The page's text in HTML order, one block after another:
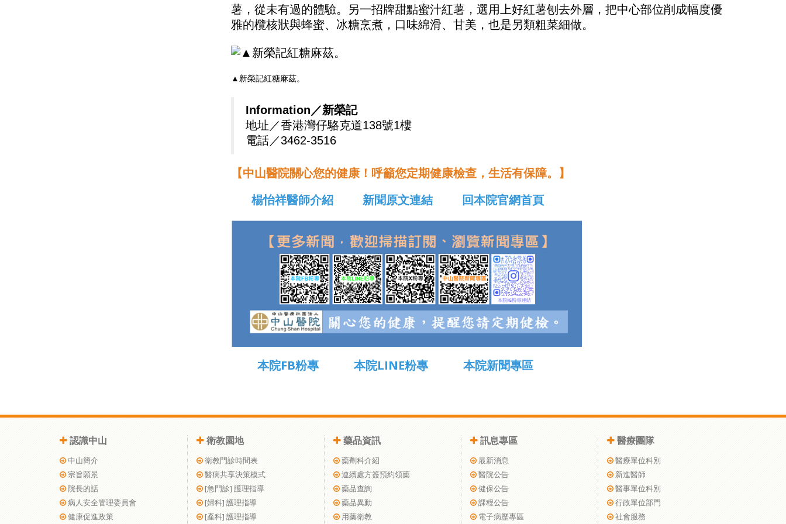
薯，從未有過的體驗。另一招牌甜點蜜汁紅薯，選用上好紅薯刨去外層，把中心部位削成幅度優
雅的欖核狀與蜂蜜、冰糖烹煮，口味綿滑、甘美，也是另類粗菜細做。
▲新榮記紅糖麻茲。
Information／新榮記
地址／香港灣仔駱克道138號1樓
電話／3462-3516
【中山醫院關心您的健康！呼籲您定期健康檢查，生活有保障。】
楊怡祥醫師介紹
新聞原文連結 回本院官網首頁
本院FB粉專 本院LINE粉專 本院新聞專區
認識中山
中山簡介
宗旨願景
院長的話
病人安全管理委員會
健康促進政策
衛教園地
衛教門診時間表
醫病共享決策模式
[急門診] 護理指導
[婦科] 護理指導
[產科] 護理指導
藥品資訊
藥劑科介紹
連續處方簽預約領藥
藥品查詢
藥品異動
用藥衛教
訊息專區
最新消息
醫院公告
健保公告
課程公告
電子病歷專區
醫療團隊
醫療單位科別
新進醫師
醫事單位科別
行政單位部門
社會服務